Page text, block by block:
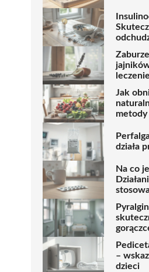
leczenie
Jak
działa
Na co
–
dzieci